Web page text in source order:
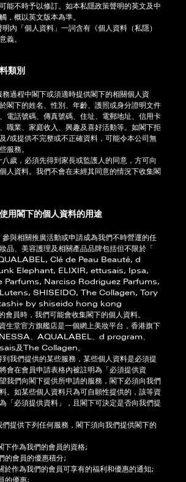
能不時予以修訂。如本私隱政策聲明的英文及中
，概以英文版本為準。
內「個人資料」一詞含有《個人資料（私隱）
義。
類別
務過程中閣下或須適時提供閣下的相關個人資
閣下的姓名、性別、年齡、護照或身分證明文件
電話號碼、傳真號碼、住址、電郵地址、信用卡
職業、家庭收入、興趣及喜好活動等。如閣下拒
/或提供不完整或不正確資料，可能令本公司無
服務。
歲，必須先得到家長或監護人的同意，方可向
人資料。我們不會在未經其同意的情況下收集閣
用閣下的個人資料的用途
參與相關推廣活動或申請成為我們不時營運的任
品、美容護理及相關產品品牌包括但不限於「
Clé de Peau Beauté, d
Elephant, ELIXIR, ettusais, Ipsa,
Parfums, Narciso Rodriguez Parfums,
SHISEIDO, The Collagen, Tory
by shiseido hong kong
員時，我們可能會收集閣下的個人資料。
堂官方旗艦店是一個網上美妝平台，香港旗下
、AQUALABEL、d program、
及The Collagen。
我們提供的某些服務，某些個人資料是必須提
會在會員申請表格內被註明為「必須提供資
我們向閣下提供所申請的服務，閣下必須向我們
。如某些個人資料只為可自願性提供的，該等資
「必須提供資料」，且閣下可決定是否向我們提
提供下列任何服務，閣下須向我們提供閣下的
下作為我們的會員的資格;
的會員的優惠積分;
於作為我們的會員可享有的福利和優惠的通知;
的優惠;